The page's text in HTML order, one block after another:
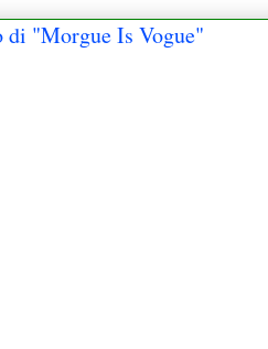
"Morgue Is Vogue"